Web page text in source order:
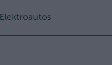
Elektroautos